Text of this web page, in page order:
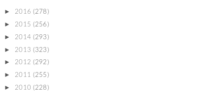
► 2016 (278)
► 2015 (256)
► 2014 (293)
► 2013 (323)
► 2012 (292)
► 2011 (255)
► 2010 (228)